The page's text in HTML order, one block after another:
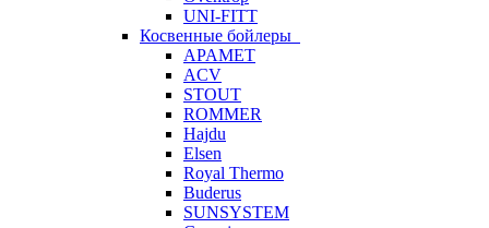
UNI-FITT
Косвенные бойлеры
APAMET
ACV
STOUT
ROMMER
Hajdu
Elsen
Royal Thermo
Buderus
SUNSYSTEM